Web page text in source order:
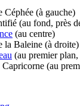
Céphée (à gauche)
(au fond, près
(au centre)
la Baleine (à droite)
(au premier
(au